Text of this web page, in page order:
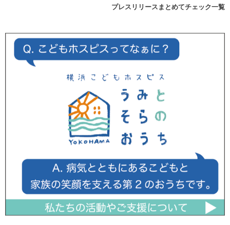
プレスリリースまとめてチェック一覧